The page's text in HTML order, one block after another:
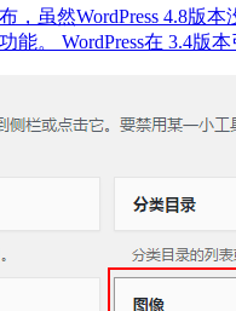
，虽然WordPress 4.8
能。 WordPress在 3.4